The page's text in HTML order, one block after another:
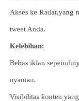
Akses ke Radar,yang
tweet Anda.
Kelebihan:
Bebas iklan
nyaman.
Visibilitas konten